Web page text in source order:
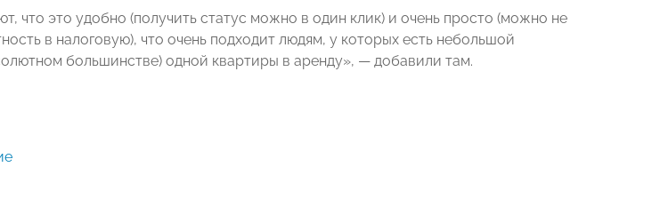
что это удобно (получить статус можно в один клик) и очень просто (можно не
в налоговую), что очень подходит людям, у которых есть небольшой
большинстве) одной квартиры в аренду», — добавили там.